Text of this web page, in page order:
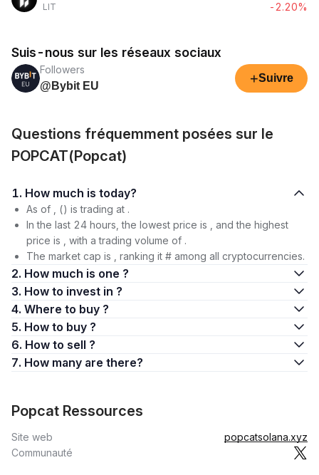
LIT
-2.20%
Suis-nous sur les réseaux sociaux
Followers
@Bybit EU
+Suivre
Questions fréquemment posées sur le
POPCAT(Popcat)
1. How much is today?
As of , () is trading at .
In the last 24 hours, the lowest price is , and the highest
price is , with a trading volume of .
The market cap is , ranking it # among all cryptocurrencies.
2. How much is one ?
3. How to invest in ?
4. Where to buy ?
5. How to buy ?
6. How to sell ?
7. How many are there?
Popcat Ressources
Site web
popcatsolana.xyz
Communauté